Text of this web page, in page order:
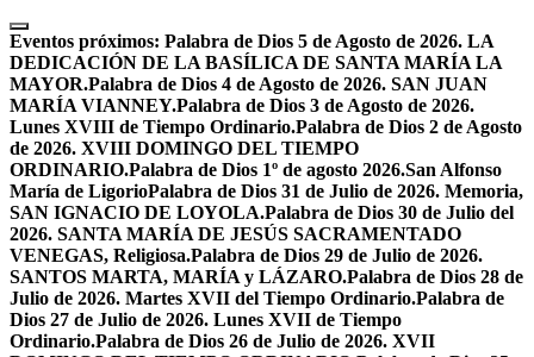
Skip
to
content
Eventos próximos: Palabra de Dios 5 de Agosto de 2026. LA
DEDICACIÓN DE LA BASÍLICA DE SANTA MARÍA LA
MAYOR.Palabra de Dios 4 de Agosto de 2026. SAN JUAN
MARÍA VIANNEY.Palabra de Dios 3 de Agosto de 2026.
Lunes XVIII de Tiempo Ordinario.Palabra de Dios 2 de Agosto
de 2026. XVIII DOMINGO DEL TIEMPO
ORDINARIO.Palabra de Dios 1º de agosto 2026.San Alfonso
María de LigorioPalabra de Dios 31 de Julio de 2026. Memoria,
SAN IGNACIO DE LOYOLA.Palabra de Dios 30 de Julio del
2026. SANTA MARÍA DE JESÚS SACRAMENTADO
VENEGAS, Religiosa.Palabra de Dios 29 de Julio de 2026.
SANTOS MARTA, MARÍA y LÁZARO.Palabra de Dios 28 de
Julio de 2026. Martes XVII del Tiempo Ordinario.Palabra de
Dios 27 de Julio de 2026. Lunes XVII de Tiempo
Ordinario.Palabra de Dios 26 de Julio de 2026. XVII